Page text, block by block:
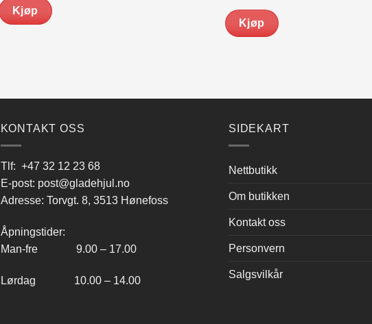
Kjøp
Kjøp
KONTAKT OSS
Tlf: +47 32 12 23 68
E-post: post@gladehjul.no
Adresse: Torvgt. 8, 3513 Hønefoss
Åpningstider:
Man-fre 9.00 – 17.00
Lørdag 10.00 – 14.00
SIDEKART
Nettbutikk
Om butikken
Kontakt oss
Personvern
Salgsvilkår